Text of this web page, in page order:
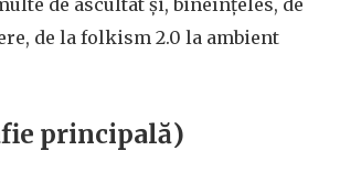
de la folkism 2.0 la ambient
principală)